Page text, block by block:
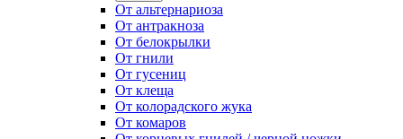
От альтернариоза
От антракноза
От белокрылки
От гнили
От гусениц
От клеща
От колорадского жука
От комаров